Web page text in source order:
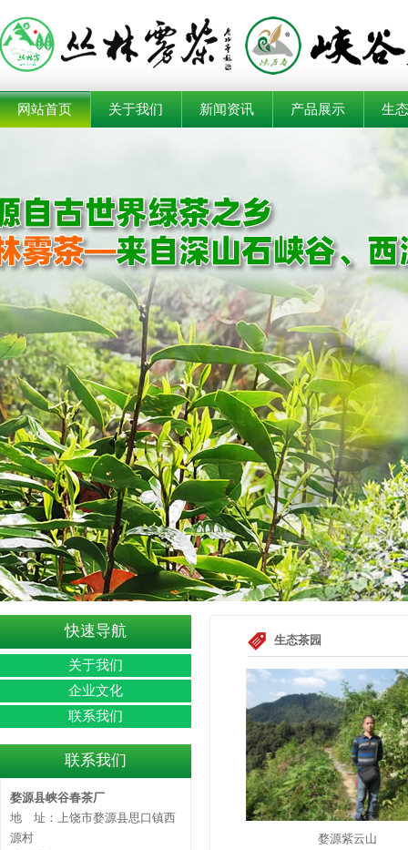
网站首页 关于我们 新闻资讯 产品展示 生
快速导航
关于我们
企业文化
联系我们
联系我们
婺源县峡谷春茶厂
地 址：上饶市婺源县思口镇西
源村
生态茶园
婺源紫云山